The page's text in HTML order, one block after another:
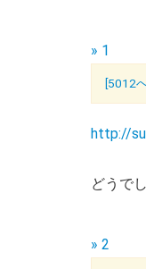
» 1
[5012
http://
どうで
» 2